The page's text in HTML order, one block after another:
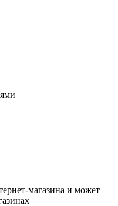
магазина и может